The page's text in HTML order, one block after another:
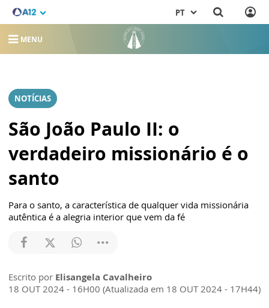
PT
MENU
NOTÍCIAS
São João Paulo II: o
verdadeiro missionário é o
santo
Para o santo, a característica de qualquer vida missionária
autêntica é a alegria interior que vem da fé
Escrito por Elisangela Cavalheiro
18 OUT 2024 - 16H00 (Atualizada em 18 OUT 2024 - 17H44)